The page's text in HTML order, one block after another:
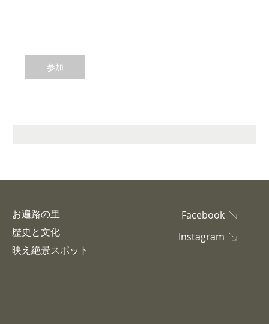
参加
お遍路の里
歴史と文化
映え絶景スポット
Facebook
Instagram